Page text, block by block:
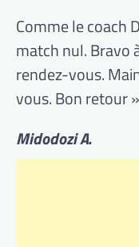
Comme le coach
match nul. Bravo
rendez-vous.
vous. Bon retour
Midodozi A.